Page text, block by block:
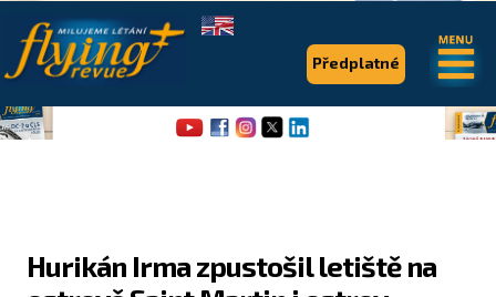
Hurikán Irma zpustošil letiště na
Předplatné
.